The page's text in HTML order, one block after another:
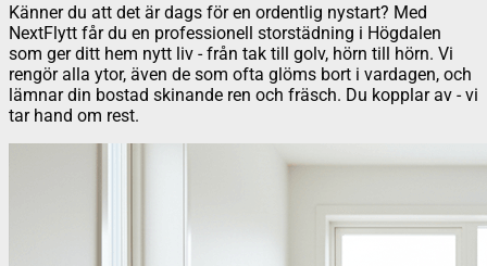
Känner du att det är dags för en ordentlig nystart? Med
NextFlytt får du en professionell storstädning i Högdalen
som ger ditt hem nytt liv - från tak till golv, hörn till hörn. Vi
rengör alla ytor, även de som ofta glöms bort i vardagen, och
lämnar din bostad skinande ren och fräsch. Du kopplar av - vi
tar hand om rest.